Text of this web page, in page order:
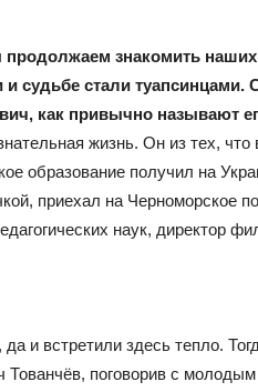
знакомить
судьбе стали туапсинцами.
как привычно называют
жизнь. Он из тех,
образование получил на
приехал на Черноморское
наук, директор
и встретили здесь тепло.
поговорив с молодым